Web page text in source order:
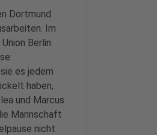
Dortmund
Im
Berlin
es jedem
haben,
und Marcus
Mannschaft
nicht